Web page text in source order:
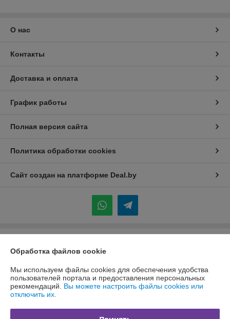
О нас
Контакты
Доставка и оплата
График работы
Полная версия сайта
Политика обработки cookies
Сайт создан на платформе Deal.by
Иванович
г. Минск, ул. Солтыса, 36 кв 101
Регистрационный номер ЕГР: 192311004
УНП: 192311004
Обработка файлов cookie
Мы используем файлы cookies для обеспечения удобства
пользователей портала и предоставления персональных
рекомендаций. Вы можете настроить файлы cookies или
отключить их.